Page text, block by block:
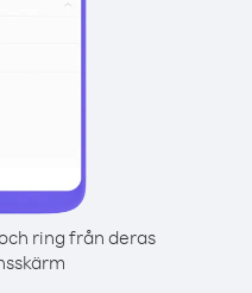
ring från deras